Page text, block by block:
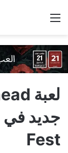
القائمة
Fest